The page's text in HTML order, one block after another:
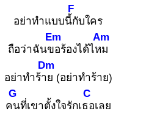
อย่าทำแบบนี้กั
F
บใคร
ถือว่าฉันขอ
Em
ร้องได้ไหม
Am
อย่าทำร้าย
Dm
(อย่าทำร้าย)
คน
G
ที่เขาตั้งใจรักเธอ
C
เลย